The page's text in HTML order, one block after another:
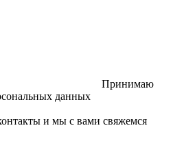
Принимаю
данных
и мы с вами свяжемся